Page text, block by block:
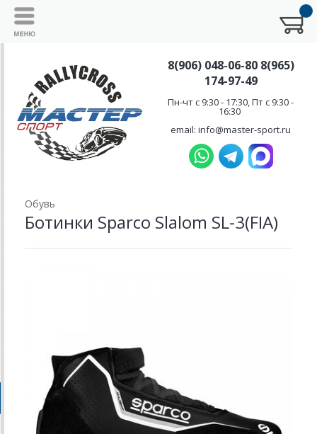
8(906) 048-06-80 8(965)
174-97-49
Пн-чт с 9:30 - 17:30, Пт с 9:30 -
16:30
email: info@master-sport.ru
Обувь
Ботинки Sparco Slalom SL-3(FIA)